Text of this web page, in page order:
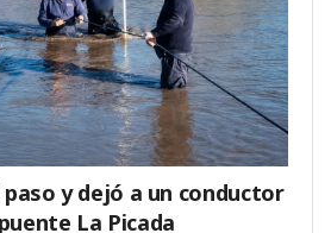
paso y dejó a un conductor
La Picada